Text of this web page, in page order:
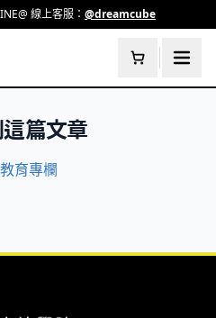
線上客服： @dreamcube
篇文章
育專欄